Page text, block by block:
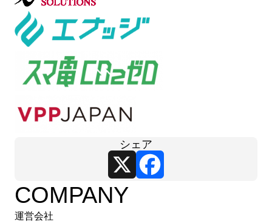
シェア
X
COMPANY
運営会社